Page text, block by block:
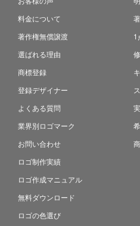
料金について
著作権無償譲渡
選ばれる理由
商標登録
登録デザイナー
よくある質問
業界別ロゴマーク
お問い合わせ
ロゴ制作実績
ロゴ作成マニュアル
無料ダウンロード
ロゴの色選び
1